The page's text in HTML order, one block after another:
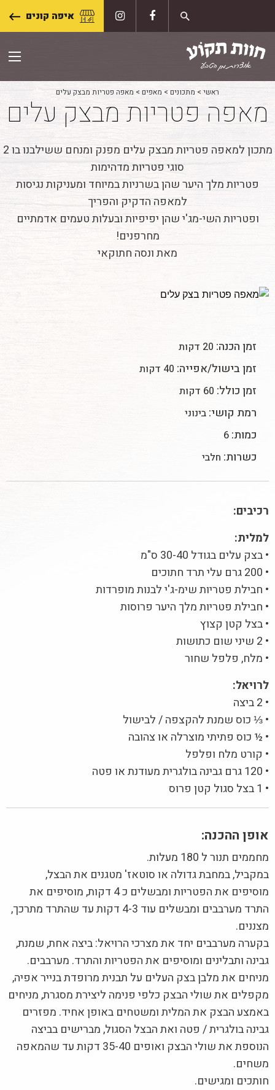
content
איפה קונים
ראשי > מתכונים > מאפים > מאפה פטריות מבצק עלים
מאפה פטריות מבצק עלים
מתכון למאפה פטריות מבצק עלים מפנק ומנחם ששילבנו בו 2
סוגי פטריות מדהימות
פטריות מלך היער שהן בשרניות במיוחד ומעניקות נגיסות
למאפה הדקיק והפריך
ופטריות השי-מג'י שהן יפיפיות ובעלות טעמים אדמתיים
מחרפנים!
מאת ונסה חתוקאי
זמן הכנה: 20 דקות
זמן בישול/אפייה: 40 דקות
זמן כולל: 60 דקות
רמת קושי: בינוני
כמות: 6
כשרות: חלבי
רכיבים:
למלית:
• בצק עלים בגודל 30-40 ס"מ
• 200 גרם עלי תרד חתוכים
• חבילת פטריות שימ-ג'י לבנות מופרדות
• חבילת פטריות מלך היער פרוסות
• בצל קטן קצוץ
• 2 שיני שום כתושות
• מלח, פלפל שחור
לרויאל:
• 2 ביצה
• ⅓ כוס שמנת להקצפה / לבישול
• ½ כוס פתיתי מוצרלה או צהובה
• קורט מלח ופלפל
• 120 גרם גבינה בולגרית מעודנת או פטה
• 1 בצל סגול קטן פרוס
אופן ההכנה:
מחממים תנור ל 180 מעלות.
במקביל, במחבת גדולה או סוטאז' מטגנים את הבצל,
מוסיפים את הפטריות ומבשלים כ 4 דקות, מוסיפים את
התרד מערבבים ומבשלים עוד 4-3 דקות עד שהתרד מתרכך,
מצננים.
בקערה מערבבים יחד את מצרכי הרויאל: ביצה אחת, שמנת,
גבינה ותבלינים ומוסיפים את הפטריות והתרד. מערבבים.
מניחים את מלבן בצק העלים על תבנית מרופדת בנייר אפיה,
מקפלים את שולי הבצק כלפי פנימה ליצירת מסגרת, מניחים
באמצע הבצק את המלית ומשטחים באופן אחיד. מפזרים
גבינה בולגרית / פטה ואת הבצל הסגול, מברישים בביצה
הנוספת את שולי הבצק ואופים 35-40 דקות עד שהמאפה
משחים.
חותכים ומגישים.